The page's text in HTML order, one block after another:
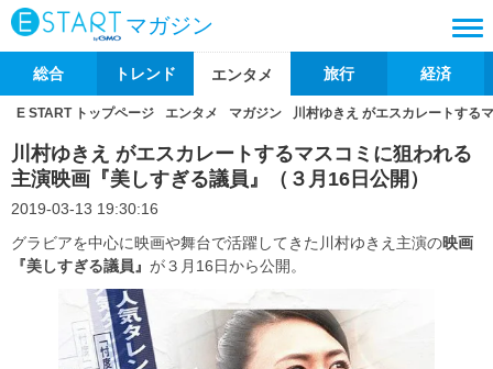
マガジン
総合 トレンド エンタメ 旅行 経済
E START トップページ エンタメ マガジン 川村ゆきえ がエスカレートする
川村ゆきえ がエスカレートするマスコミに狙われる
主演映画『美しすぎる議員』（３月16日公開）
2019-03-13 19:30:16
グラビアを中心に映画や舞台で活躍してきた川村ゆきえ主演の映画
『美しすぎる議員』 が３月16日から公開。